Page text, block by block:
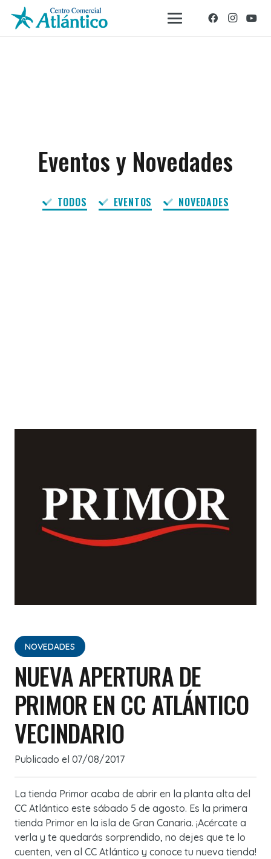
Eventos y Novedades
TODOS EVENTOS NOVEDADES
NOVEDADES
NUEVA APERTURA DE
PRIMOR EN CC ATLÁNTICO
VECINDARIO
Publicado el 07/08/2017
La tienda Primor acaba de abrir en la planta alta del
CC Atlántico este sábado 5 de agosto. Es la primera
tienda Primor en la isla de Gran Canaria. ¡Acércate a
verla y te quedarás sorprendido, no dejes que te lo
cuenten, ven al CC Atlántico y conoce tu nueva tienda!